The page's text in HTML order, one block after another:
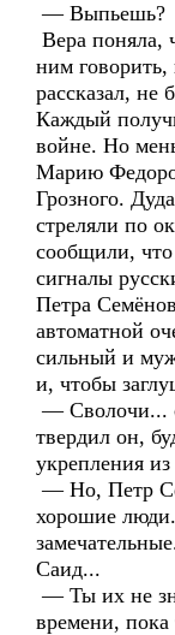
— Выпьешь?
Вера поняла,
ним говорить,
рассказал,
Каждый
войне. Но
Марию
Грозного.
стреляли по
сообщили, что
сигналы
Петра
автоматной
сильный и
и, чтобы
— Сволочи...
твердил он,
укрепления из
— Но, Петр
хорошие
Саид...
— Ты их не
времени,